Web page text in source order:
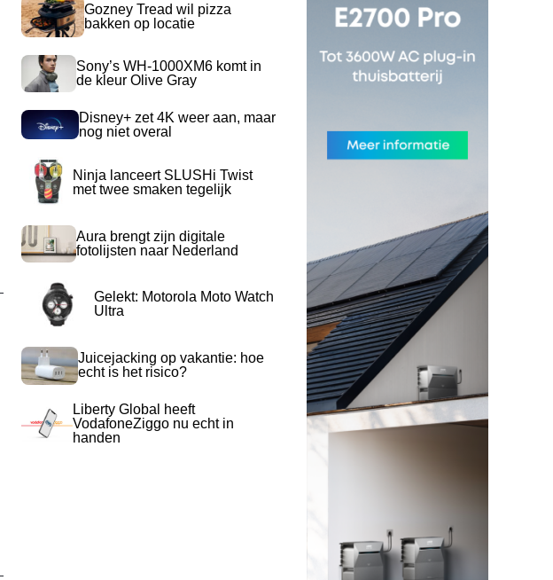
Gozney Tread wil pizza
bakken op locatie
Sony’s WH-1000XM6 komt in
de kleur Olive Gray
Disney+ zet 4K weer aan, maar
nog niet overal
Ninja lanceert SLUSHi Twist
met twee smaken tegelijk
Aura brengt zijn digitale
fotolijsten naar Nederland
Gelekt: Motorola Moto Watch
Ultra
Juicejacking op vakantie: hoe
echt is het risico?
Liberty Global heeft
VodafoneZiggo nu echt in
handen